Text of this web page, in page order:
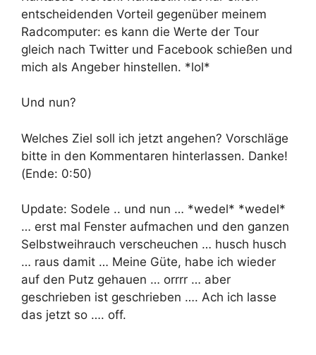
entscheidenden Vorteil gegenüber meinem
Radcomputer: es kann die Werte der Tour
gleich nach Twitter und Facebook schießen und
mich als Angeber hinstellen. *lol*
Und nun?
Welches Ziel soll ich jetzt angehen? Vorschläge
bitte in den Kommentaren hinterlassen. Danke!
(Ende: 0:50)
Update: Sodele .. und nun … *wedel* *wedel*
… erst mal Fenster aufmachen und den ganzen
Selbstweihrauch verscheuchen … husch husch
… raus damit … Meine Güte, habe ich wieder
auf den Putz gehauen … orrrr … aber
geschrieben ist geschrieben …. Ach ich lasse
das jetzt so …. off.